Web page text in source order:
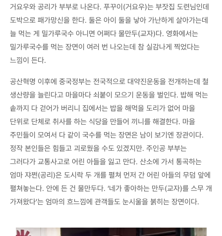
거요우와 공리가 부부로 나온다. 푸꾸이(거요우)는 부잣집 도련님인데
도박으로 패가망신을 한다. 둘은 아이 둘을 낳아 가난하게 살아가는데
늘 먹는 게 밀가루국수 아니면 어쩌다 물만두(교자)다. 영화에서는
밀가루국수를 먹는 장면이 여러 번 나오는데 참 실감나게 찍었다는
느낌이 든다.
공산혁명 이후에 중국정부는 전국적으로 대약진운동을 전개하는데 철
생산량을 늘린다고 마을마다 쇠붙이 모으기 운동을 벌인다. 밥해 먹는
솥까지 다 걷어가 버리니 집에서는 밥을 해먹을 도리가 없어 마을
단위로 단체로 취사를 하는 식당을 만들어 끼니를 해결한다. 마을
주민들이 모여서 다 같이 국수를 먹는 장면은 남이 보기엔 장관이다.
정작 본인들은 힘들고 괴로웠을 수도 있겠지만. 주인공 부부는
그러다가 교통사고로 어린 아들을 잃고 만다. 산소에 가서 통곡하는
엄마 쟈쩐(공리)은 도시락 두 개를 펼쳐 먼저 간 어린 아들의 무덤 앞에
펼쳐놓는다. 안에 든 건 물만두다. ‘네가 좋아하는 만두(교자)를 스무 개
가져왔다’는 엄마의 흐느낌에 관객들도 눈시울을 붉히는 장면이다.